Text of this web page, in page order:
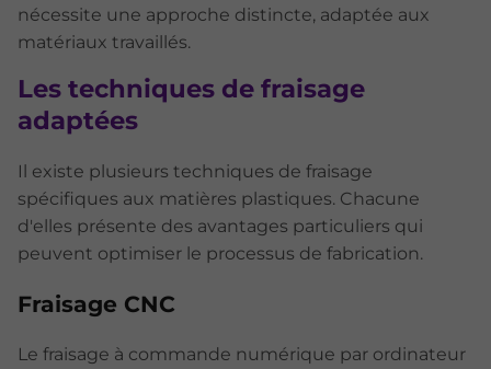
nécessite une approche distincte, adaptée aux
matériaux travaillés.
Les techniques de fraisage
adaptées
Il existe plusieurs techniques de fraisage
spécifiques aux matières plastiques. Chacune
d'elles présente des avantages particuliers qui
peuvent optimiser le processus de fabrication.
Fraisage CNC
Le fraisage à commande numérique par ordinateur